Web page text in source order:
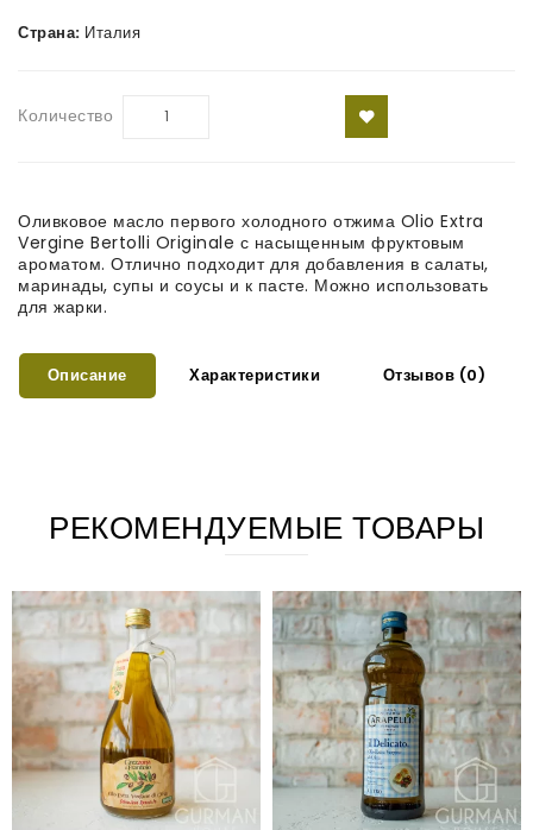
Страна: Италия
Количество
Оливковое масло первого холодного отжима Olio Extra
Vergine Bertolli Originale с насыщенным фруктовым
ароматом. Отлично подходит для добавления в салаты,
маринады, супы и соусы и к пасте. Можно использовать
для жарки.
Описание Характеристики Отзывов (0)
РЕКОМЕНДУЕМЫЕ ТОВАРЫ